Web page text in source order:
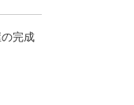
完成